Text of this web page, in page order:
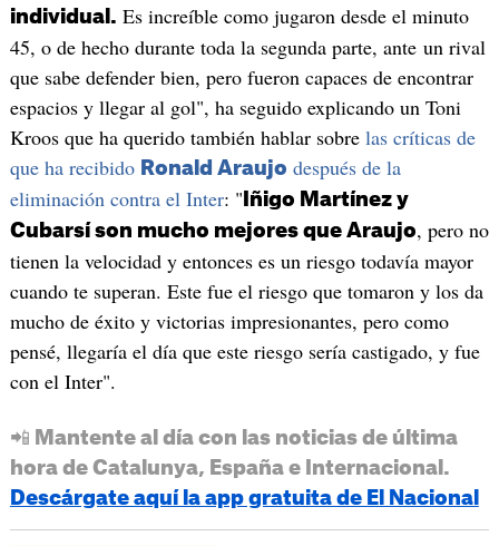
individual. Es increíble como jugaron desde el minuto
45, o de hecho durante toda la segunda parte, ante un rival
que sabe defender bien, pero fueron capaces de encontrar
espacios y llegar al gol", ha seguido explicando un Toni
Kroos que ha querido también hablar sobre las críticas de
que ha recibido Ronald Araujo después de la
eliminación contra el Inter: " Iñigo Martínez y
Cubarsí son mucho mejores que Araujo, pero no
tienen la velocidad y entonces es un riesgo todavía mayor
cuando te superan. Este fue el riesgo que tomaron y los da
mucho de éxito y victorias impresionantes, pero como
pensé, llegaría el día que este riesgo sería castigado, y fue
con el Inter".
📲 Mantente al día con las noticias de última
hora de Catalunya, España e Internacional.
Descárgate aquí la app gratuita de El Nacional